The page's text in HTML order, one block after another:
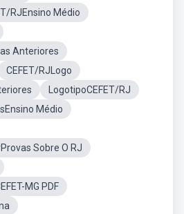
RJEnsino Médio
Anteriores
CEFET/RJLogo
LogotipoCEFET/RJ
Médio
Sobre O RJ
MG PDF